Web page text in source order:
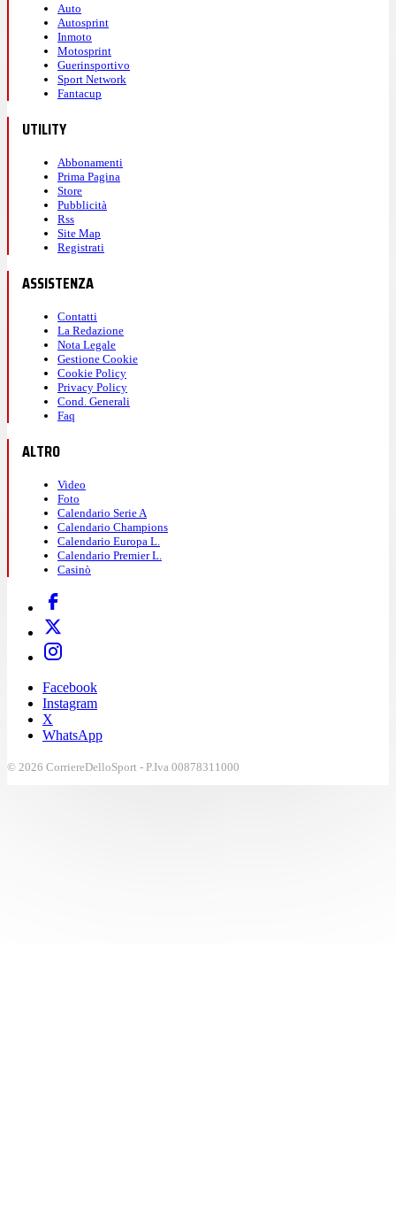
Auto
Autosprint
Inmoto
Motosprint
Guerinsportivo
Sport Network
Fantacup
UTILITY
Abbonamenti
Prima Pagina
Store
Pubblicità
Rss
Site Map
Registrati
ASSISTENZA
Contatti
La Redazione
Nota Legale
Gestione Cookie
Cookie Policy
Privacy Policy
Cond. Generali
Faq
ALTRO
Video
Foto
Calendario Serie A
Calendario Champions
Calendario Europa L.
Calendario Premier L.
Casinò
Facebook
Instagram
X
WhatsApp
© 2026 CorriereDelloSport - P.Iva 00878311000